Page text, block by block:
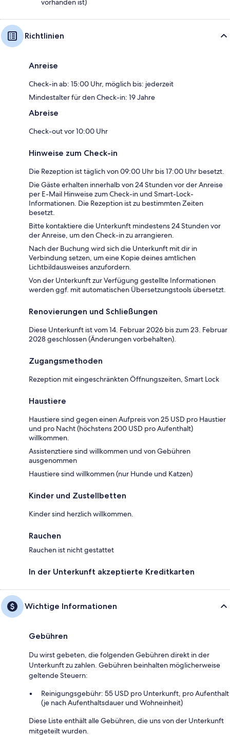
vorhanden ist)
Richtlinien
Anreise
Check-in ab: 15:00 Uhr, möglich bis: jederzeit
Mindestalter für den Check-in: 19 Jahre
Abreise
Check-out vor 10:00 Uhr
Hinweise zum Check-in
Die Rezeption ist täglich von 09:00 Uhr bis 17:00 Uhr besetzt.
Die Gäste erhalten innerhalb von 24 Stunden vor der Anreise
per E-Mail Hinweise zum Check-in und Smart-Lock-
Informationen. Die Rezeption ist zu bestimmten Zeiten
besetzt.
Bitte kontaktiere die Unterkunft mindestens 24 Stunden vor
der Anreise, um den Check-in zu arrangieren.
Nach der Buchung wird sich die Unterkunft mit dir in
Verbindung setzen, um eine Kopie deines amtlichen
Lichtbildausweises anzufordern.
Von der Unterkunft zur Verfügung gestellte Informationen
werden ggf. mit automatischen Übersetzungstools übersetzt.
Renovierungen und Schließungen
Diese Unterkunft ist vom 14. Februar 2026 bis zum 23. Februar
2028 geschlossen (Änderungen vorbehalten).
Zugangsmethoden
Rezeption mit eingeschränkten Öffnungszeiten, Smart Lock
Haustiere
Haustiere sind gegen einen Aufpreis von 25 USD pro Haustier
und pro Nacht (höchstens 200 USD pro Aufenthalt)
willkommen.
Assistenztiere sind willkommen und von Gebühren
ausgenommen
Haustiere sind willkommen (nur Hunde und Katzen)
Kinder und Zustellbetten
Kinder sind herzlich willkommen.
Rauchen
Rauchen ist nicht gestattet
In der Unterkunft akzeptierte Kreditkarten
Wichtige Informationen
Gebühren
Du wirst gebeten, die folgenden Gebühren direkt in der
Unterkunft zu zahlen. Gebühren beinhalten möglicherweise
geltende Steuern:
Reinigungsgebühr: 55 USD pro Unterkunft, pro Aufenthalt
(je nach Aufenthaltsdauer und Wohneinheit)
Diese Liste enthält alle Gebühren, die uns von der Unterkunft
mitgeteilt wurden.